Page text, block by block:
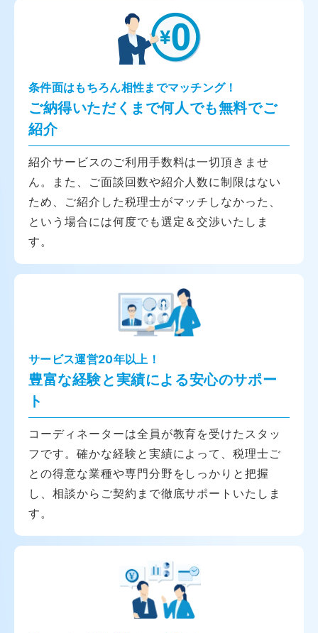
条件面はもちろん相性までマッチング！
ご納得いただくまで何人でも無料でご
紹介
紹介サービスのご利用手数料は一切頂きませ
ん。また、ご面談回数や紹介人数に制限はない
ため、ご紹介した税理士がマッチしなかった、
という場合には何度でも選定＆交渉いたしま
す。
サービス運営20年以上！
豊富な経験と実績による安心のサポー
ト
コーディネーターは全員が教育を受けたスタッ
フです。確かな経験と実績によって、税理士ご
との得意な業種や専門分野をしっかりと把握
し、相談からご契約まで徹底サポートいたしま
す。